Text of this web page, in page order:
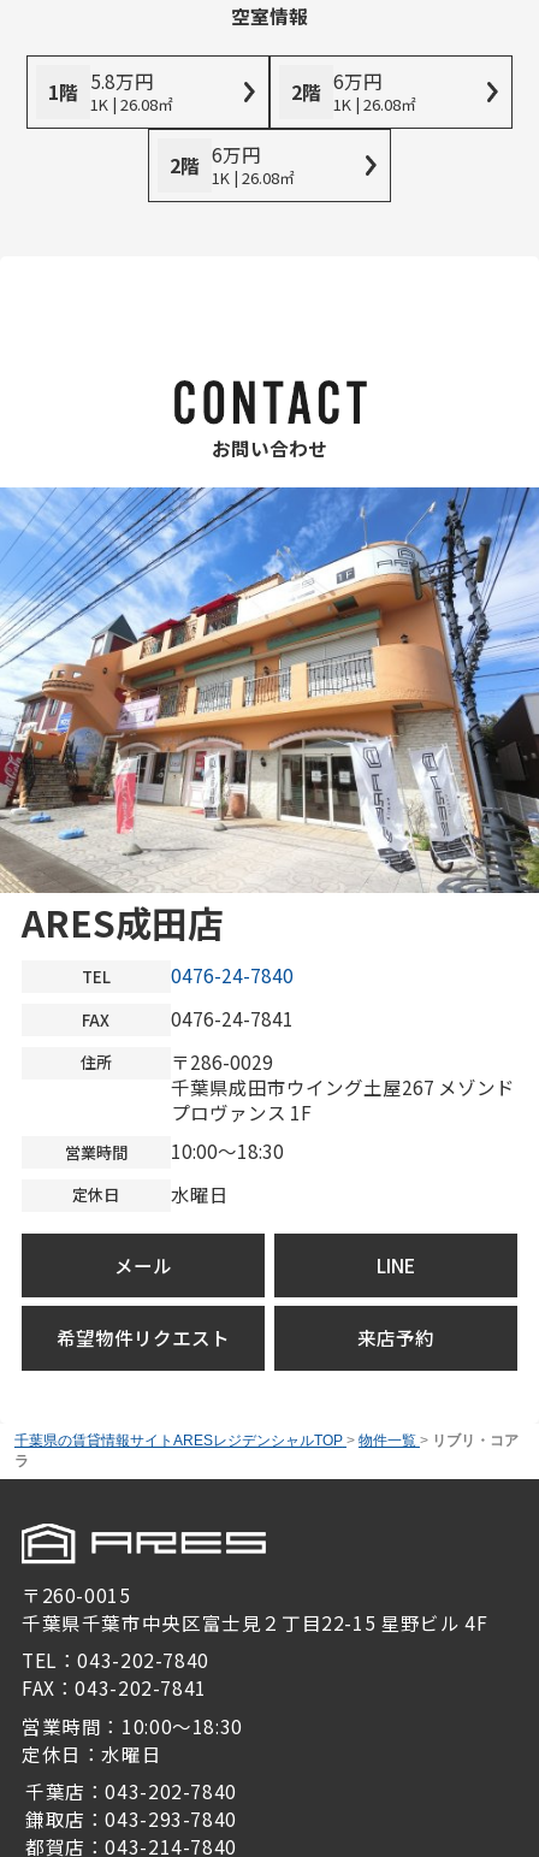
空室情報
1階 5.8万円
1K | 26.08㎡ 2階 6万円
1K | 26.08㎡
2階 6万円
1K | 26.08㎡
お問い合わせ
ARES成田店
TEL 0476-24-7840
FAX 0476-24-7841
住所
〒286-0029
千葉県成田市ウイング土屋267 メゾンド
プロヴァンス 1F
営業時間 10:00～18:30
定休日 水曜日
メール LINE
希望物件リクエスト 来店予約
千葉県の賃貸情報サイトARESレジデンシャルTOP > 物件一覧 > リブリ・コア
ラ
〒260-0015
千葉県千葉市中央区富士見２丁目22-15 星野ビル 4F
TEL：043-202-7840
FAX：043-202-7841
営業時間：10:00～18:30
定休日：水曜日
千葉店：043-202-7840
鎌取店：043-293-7840
都賀店：043-214-7840